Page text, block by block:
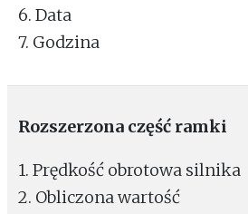
6. Data
7. Godzina
Rozszerzona część ramki
1. Prędkość obrotowa silnika
2. Obliczona wartość